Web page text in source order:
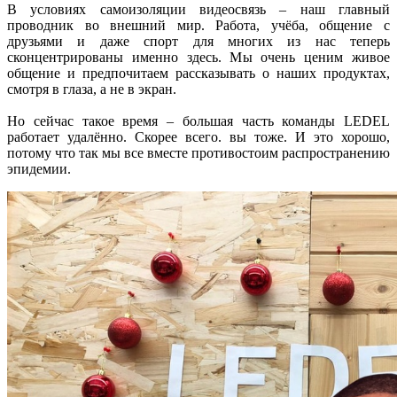
В условиях самоизоляции видеосвязь – наш главный
проводник во внешний мир. Работа, учёба, общение с
друзьями и даже спорт для многих из нас теперь
сконцентрированы именно здесь. Мы очень ценим живое
общение и предпочитаем рассказывать о наших продуктах,
смотря в глаза, а не в экран.
Но сейчас такое время – большая часть команды LEDEL
работает удалённо. Скорее всего. вы тоже. И это хорошо,
потому что так мы все вместе противостоим распространению
эпидемии.